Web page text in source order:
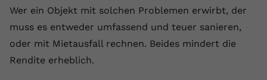
Wer ein Objekt mit solchen Problemen erwirbt, der
muss es entweder umfassend und teuer sanieren,
oder mit Mietausfall rechnen. Beides mindert die
Rendite erheblich.
Anbieter Youtube.com